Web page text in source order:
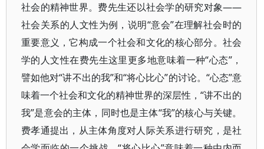
社会的精神世界。费先生还以社会学的研究对象——
社会关系的人文性为例，说明“意会”在理解社会时的
重要意义，它构成一个社会和文化的核心部分。社会
学的人文性在费先生这里更多地意味着一种“心态”，
譬如他对“讲不出的我”和“将心比心”的讨论。“心态”意
味着一个社会和文化的精神世界的深层性，“讲不出的
我”是意会的主体，同时也是主体“我”的核心与关键。
费孝通提出，从主体角度对人际关系进行研究，是社